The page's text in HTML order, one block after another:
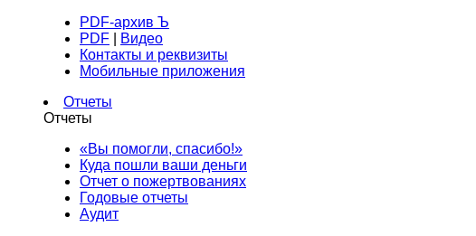
PDF-архив Ъ
PDF
Видео
Контакты и реквизиты
Мобильные приложения
Отчеты
Отчеты
«Вы помогли, спасибо!»
Куда пошли ваши деньги
Отчет о пожертвованиях
Годовые отчеты
Аудит